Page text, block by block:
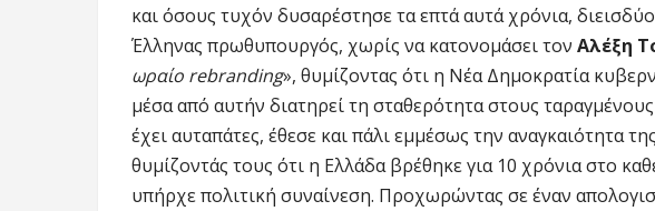
και όσους τυχόν δυσαρέστησε τα επτά αυτά χρόνια,
Έλληνας πρωθυπουργός, χωρίς να κατονομάσει τον Αλέξη
ωραίο rebranding», θυμίζοντας ότι η Νέα Δημοκρατία
μέσα από αυτήν διατηρεί τη σταθερότητα στους
έχει αυταπάτες, έθεσε και πάλι εμμέσως την αναγκαιότητα
θυμίζοντάς τους ότι η Ελλάδα βρέθηκε για 10 χρόνια στο
υπήρχε πολιτική συναίνεση. Προχωρώντας σε έναν